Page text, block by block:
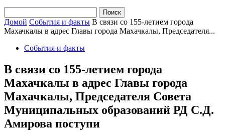
Домой События и факты В связи со 155-летием города
Махачкалы в адрес Главы города Махачкалы, Председателя...
События и факты
В связи со 155-летием города
Махачкалы в адрес Главы города
Махачкалы, Председателя Совета
Муниципальных образований РД С.Д.
Амирова поступи